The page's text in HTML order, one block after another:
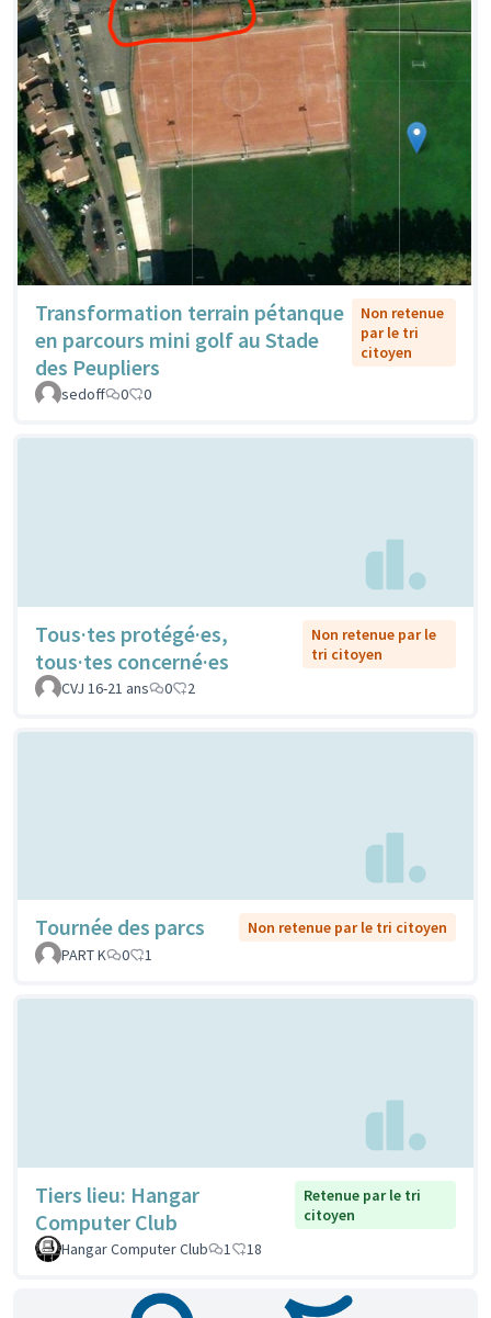
Transformation terrain pétanque
en parcours mini golf au Stade
des Peupliers
Non retenue
par le tri
citoyen
sedoff 0 0
Tous·tes protégé·es,
tous·tes concerné·es
Non retenue par le
tri citoyen
CVJ 16-21 ans
0 2
Tournée des parcs
Non retenue par le tri citoyen
PART K
0 1
Tiers lieu: Hangar
Computer Club
Retenue par le tri
citoyen
Hangar Computer Club
1 18